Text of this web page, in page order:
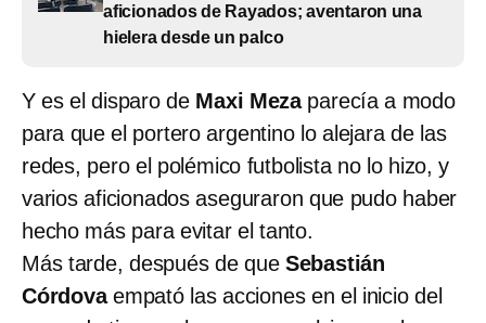
aficionados de Rayados; aventaron una
hielera desde un palco
Y es el disparo de Maxi Mezaparecía a modo
para que el portero argentino lo alejara de las
redes, pero el polémico futbolista no lo hizo, y
varios aficionados aseguraron que pudo haber
hecho más para evitar el tanto.
Más tarde, después de que Sebastián
Córdovaempató las acciones en el inicio del